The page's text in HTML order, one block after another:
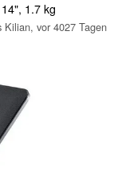
Variante mit
Voraussetzungen
1.7 kg
Kilian, vor 4027 Tagen